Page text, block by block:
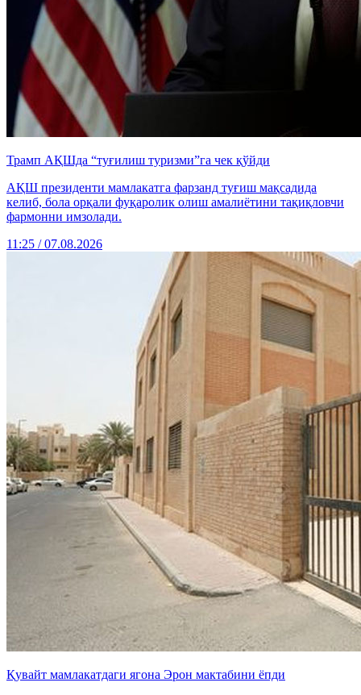
Трамп АҚШда “туғилиш туризми”га чек қўйди
АҚШ президенти мамлакатга фарзанд туғиш мақсадида
келиб, бола орқали фуқаролик олиш амалиётини тақиқловчи
фармонни имзолади.
11:25 / 07.08.2026
Қувайт мамлакатдаги ягона Эрон мактабини ёпди